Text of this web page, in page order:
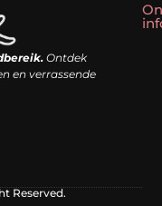
Ontdek
en verrassende
Reserved.